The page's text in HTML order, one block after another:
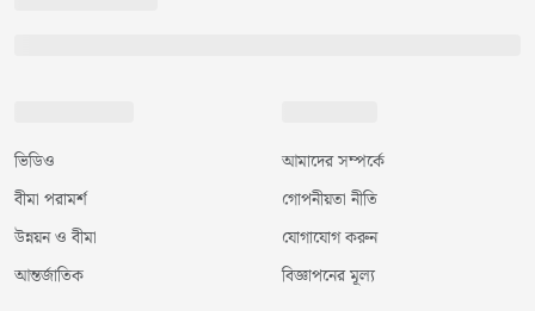
ভিডিও
বীমা পরামর্শ
উন্নয়ন ও বীমা
আন্তর্জাতিক
আমাদের সম্পর্কে
গোপনীয়তা নীতি
যোগাযোগ করুন
বিজ্ঞাপনের মূল্য